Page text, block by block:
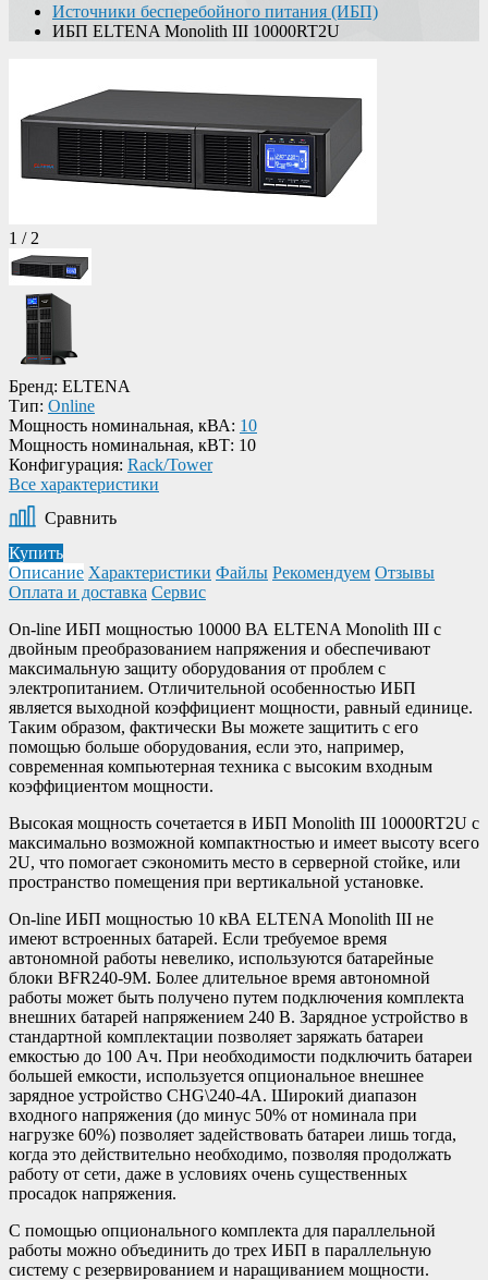
Источники бесперебойного питания (ИБП)
ИБП ELTENA Monolith III 10000RT2U
1 / 2
Бренд: ELTENA
Тип: Online
Мощность номинальная, кВА: 10
Мощность номинальная, кВТ: 10
Конфигурация: Rack/Tower
Все характеристики
Сравнить
Купить
Описание Характеристики Файлы Рекомендуем Отзывы
Оплата и доставка Сервис
On-line ИБП мощностью 10000 ВА ELTENA Monolith III с
двойным преобразованием напряжения и обеспечивают
максимальную защиту оборудования от проблем с
электропитанием. Отличительной особенностью ИБП
является выходной коэффициент мощности, равный единице.
Таким образом, фактически Вы можете защитить с его
помощью больше оборудования, если это, например,
современная компьютерная техника с высоким входным
коэффициентом мощности.
Высокая мощность сочетается в ИБП Monolith III 10000RT2U с
максимально возможной компактностью и имеет высоту всего
2U, что помогает сэкономить место в серверной стойке, или
пространство помещения при вертикальной установке.
On-line ИБП мощностью 10 кВА ELTENA Monolith III не
имеют встроенных батарей. Если требуемое время
автономной работы невелико, используются батарейные
блоки BFR240-9M. Более длительное время автономной
работы может быть получено путем подключения комплекта
внешних батарей напряжением 240 В. Зарядное устройство в
стандартной комплектации позволяет заряжать батареи
емкостью до 100 Ач. При необходимости подключить батареи
большей емкости, используется опциональное внешнее
зарядное устройство CHG\240-4А. Широкий диапазон
входного напряжения (до минус 50% от номинала при
нагрузке 60%) позволяет задействовать батареи лишь тогда,
когда это действительно необходимо, позволяя продолжать
работу от сети, даже в условиях очень существенных
просадок напряжения.
С помощью опционального комплекта для параллельной
работы можно объединить до трех ИБП в параллельную
систему с резервированием и наращиванием мощности.